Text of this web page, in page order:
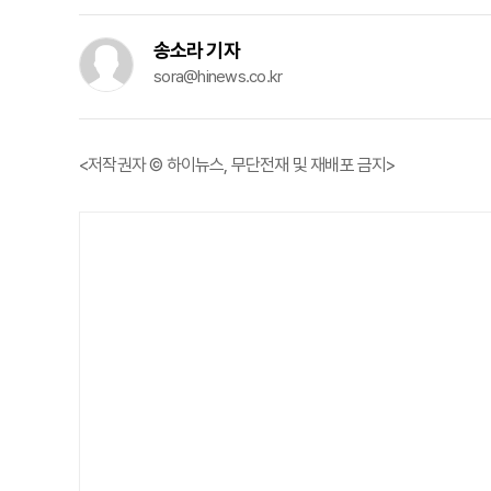
송소라 기자
sora@hinews.co.kr
<저작권자 © 하이뉴스, 무단전재 및 재배포 금지>